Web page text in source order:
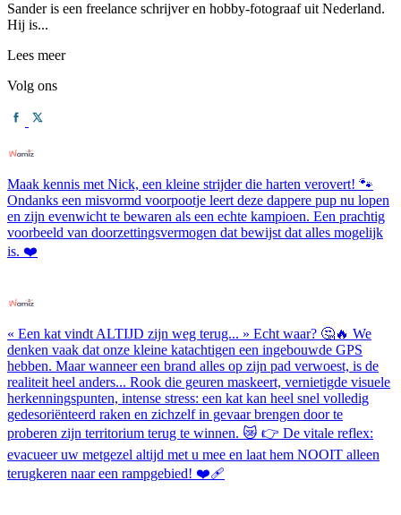
Sander is een freelance schrijver en hobby-fotograaf uit Nederland.
Hij is...
Lees meer
Volg ons
Maak kennis met Nick, een kleine strijder die harten verovert! 🐾
Ondanks een misvormd voorpootje leert deze dappere pup nu lopen
en zijn evenwicht te bewaren als een echte kampioen. Een prachtig
voorbeeld van doorzettingsvermogen dat bewijst dat alles mogelijk
is. ❤️
« Een kat vindt ALTIJD zijn weg terug... » Echt waar? 🤔🔥 We
denken vaak dat onze kleine katachtigen een ingebouwde GPS
hebben. Maar wanneer een brand alles op zijn pad verwoest, is de
realiteit heel anders... Rook die geuren maskeert, vernietigde visuele
herkenningspunten, intense stress: een kat kan heel snel volledig
gedesoriënteerd raken en zichzelf in gevaar brengen door te
proberen zijn territorium terug te winnen. 😿 👉 De vitale reflex:
evacueer uw metgezel altijd met u mee en laat hem NOOIT alleen
terugkeren naar een rampgebied! ❤️‍🩹